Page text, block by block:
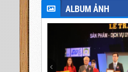
ALBUM ẢNH